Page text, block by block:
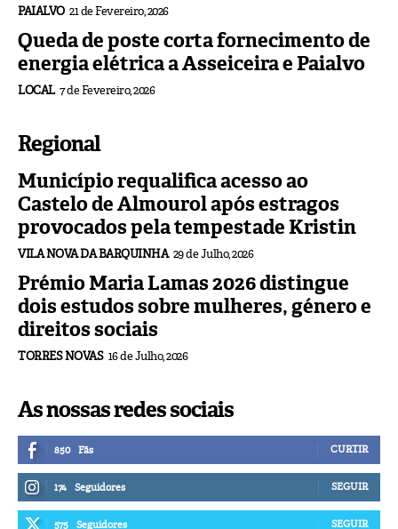
PAIALVO 21 de Fevereiro, 2026
Queda de poste corta fornecimento de
energia elétrica a Asseiceira e Paialvo
LOCAL 7 de Fevereiro, 2026
Regional
Município requalifica acesso ao
Castelo de Almourol após estragos
provocados pela tempestade Kristin
VILA NOVA DA BARQUINHA 29 de Julho, 2026
Prémio Maria Lamas 2026 distingue
dois estudos sobre mulheres, género e
direitos sociais
TORRES NOVAS 16 de Julho, 2026
As nossas redes sociais
850 Fãs CURTIR
174 Seguidores SEGUIR
575 Seguidores SEGUIR